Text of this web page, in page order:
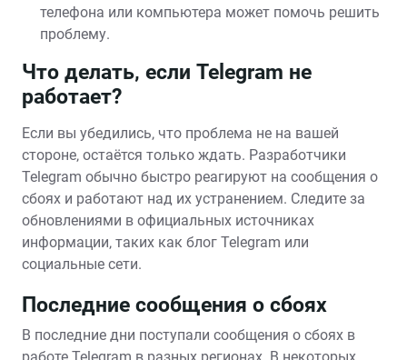
телефона или компьютера может помочь решить
проблему.
Что делать‚ если Telegram не
работает?
Если вы убедились‚ что проблема не на вашей
стороне‚ остаётся только ждать. Разработчики
Telegram обычно быстро реагируют на сообщения о
сбоях и работают над их устранением. Следите за
обновлениями в официальных источниках
информации‚ таких как блог Telegram или
социальные сети.
Последние сообщения о сбоях
В последние дни поступали сообщения о сбоях в